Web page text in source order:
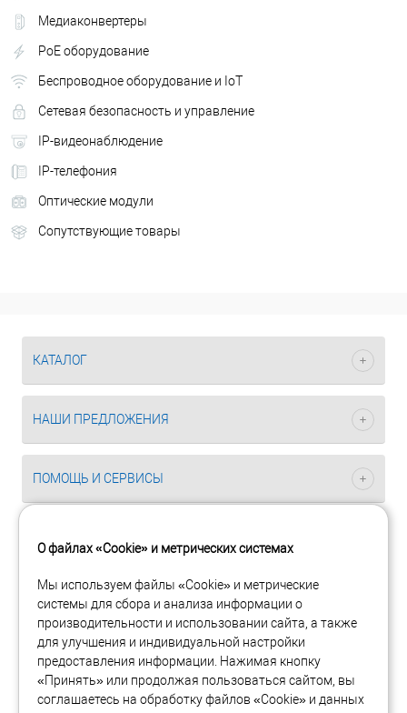
Медиаконвертеры
PoE оборудование
Беспроводное оборудование и IoT
Сетевая безопасность и управление
IP-видеонаблюдение
IP-телефония
Оптические модули
Сопутствующие товары
КАТАЛОГ
НАШИ ПРЕДЛОЖЕНИЯ
ПОМОЩЬ И СЕРВИСЫ
Интернет-магазин сетевого оборудования Planet
Copyright 2005-2026 © ООО «Планет Технолоджи Рус». Все
права защищены.
117485, Москва, ул. Профсоюзная, 84/32, корп 1
О файлах «Cookie» и метрических системах
Мы используем файлы «Cookie» и метрические
системы для сбора и анализа информации о
производительности и использовании сайта, а также
для улучшения и индивидуальной настройки
предоставления информации. Нажимая кнопку
«Принять» или продолжая пользоваться сайтом, вы
соглашаетесь на обработку файлов «Cookie» и данных